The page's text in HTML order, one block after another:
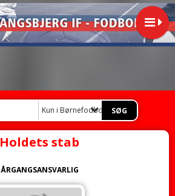
Kun i Børnefodbold
Holdets stab
ÅRGANGSANSVARLIG